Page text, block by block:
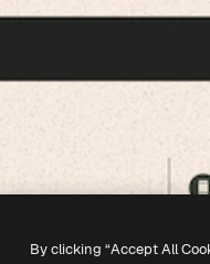
By clicking “Accept All